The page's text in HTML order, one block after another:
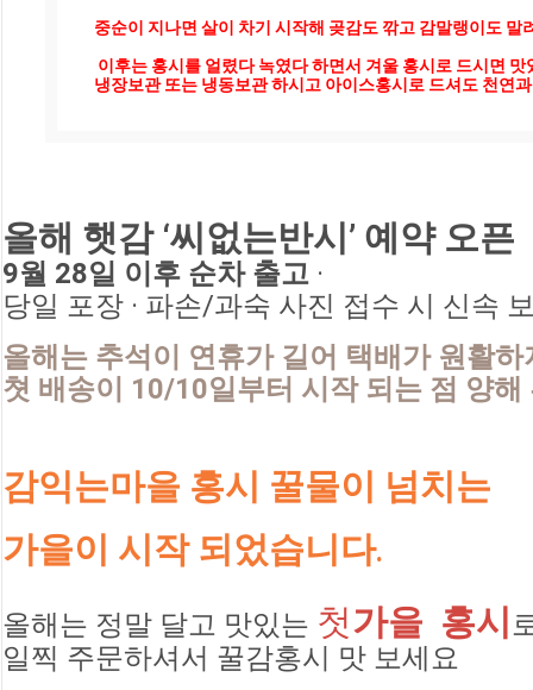
중순이 지나면 살이 차기 시작해 곶감도 깎고 감말랭이도 말
냉장보관 또는 냉동보관 하시고 아이스홍시로 드셔도 천연
올해 햇감 ‘씨없는반시’ 예약 오픈
9월 28일 이후 순차 출고 ·
당일 포장 · 파손/과숙 사진 접수 시 신속
올해는 추석이 연휴가 길어 택배가 원활하
쳣 배송이 10/10일부터 시작 되는 점 양
감익는마을 홍시 꿀물이 넘치는
가을이 시작 되었습니다.
올해는 정말 달고 맛있는 첫가을  홍시
일찍 주문하셔서 꿀감홍시 맛 보세요